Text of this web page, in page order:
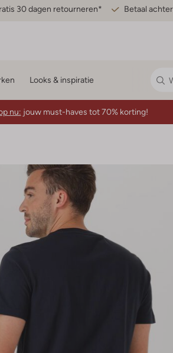
30 dagen retourneren* Betaal
Looks & inspiratie
nu: jouw must-haves tot 70% korting!